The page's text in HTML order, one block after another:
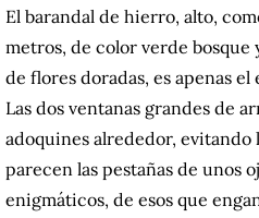
El barandal de hierro, alto,
metros, de color verde bosque
de flores doradas, es apenas
Las dos ventanas grandes de
adoquines alrededor, evitando
parecen las pestañas de unos
enigmáticos, de esos que